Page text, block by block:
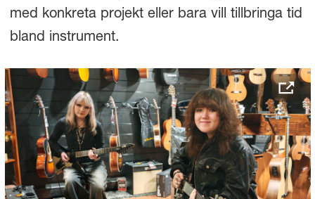
med konkreta projekt eller bara vill tillbringa tid
bland instrument.